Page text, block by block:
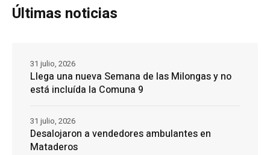
Últimas noticias
Llega una nueva Semana de las Milongas y no
está incluída la Comuna 9
31 julio, 2026
Desalojaron a vendedores ambulantes en
Mataderos
31 julio, 2026